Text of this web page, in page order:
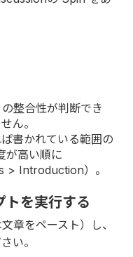
整合性が判断でき
ん。
書かれている範囲の
が高い順に
> Introduction）。
トを実行する
章をペースト）し、
い。